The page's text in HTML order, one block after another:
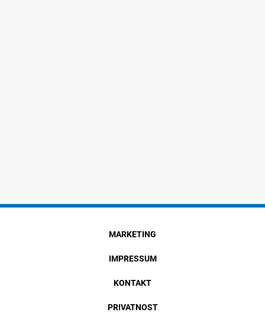
MARKETING
IMPRESSUM
KONTAKT
PRIVATNOST